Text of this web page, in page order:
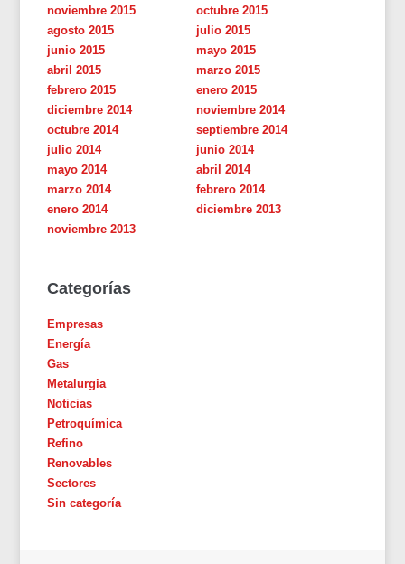
noviembre 2015
octubre 2015
agosto 2015
julio 2015
junio 2015
mayo 2015
abril 2015
marzo 2015
febrero 2015
enero 2015
diciembre 2014
noviembre 2014
octubre 2014
septiembre 2014
julio 2014
junio 2014
mayo 2014
abril 2014
marzo 2014
febrero 2014
enero 2014
diciembre 2013
noviembre 2013
Categorías
Empresas
Energía
Gas
Metalurgia
Noticias
Petroquímica
Refino
Renovables
Sectores
Sin categoría